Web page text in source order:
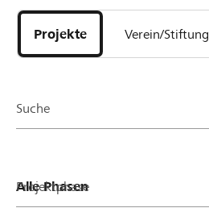
DE FR IT
Projekte
und
Organisationen
Projekte Verein/Stiftung
Suche
Projektphase